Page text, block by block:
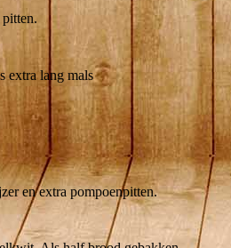
extra lang mals
en extra pompoenpitten.